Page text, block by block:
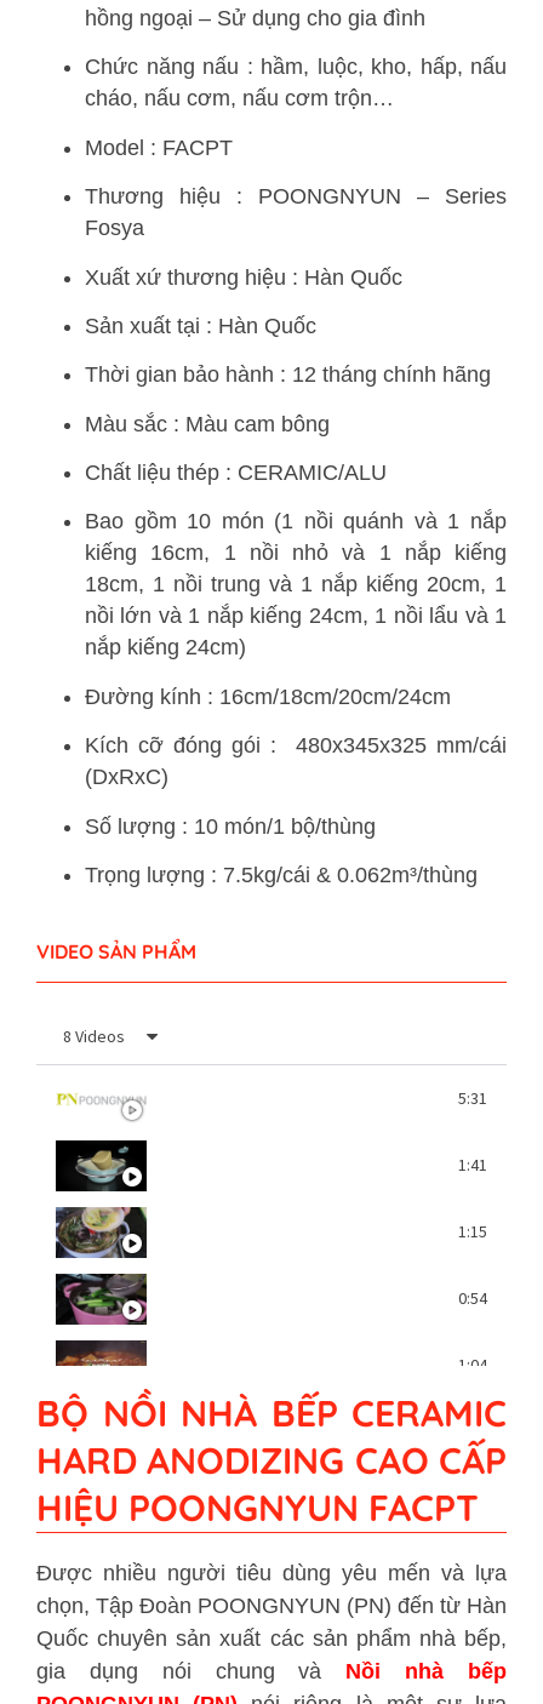
hồng ngoại – Sử dụng cho gia đình
Chức năng nấu : hầm, luộc, kho, hấp, nấu
cháo, nấu cơm, nấu cơm trộn…
Model : FACPT
Thương hiệu : POONGNYUN – Series
Fosya
Xuất xứ thương hiệu : Hàn Quốc
Sản xuất tại : Hàn Quốc
Thời gian bảo hành : 12 tháng chính hãng
Màu sắc : Màu cam bông
Chất liệu thép : CERAMIC/ALU
Bao gồm 10 món (1 nồi quánh và 1 nắp
kiếng 16cm, 1 nồi nhỏ và 1 nắp kiếng
18cm, 1 nồi trung và 1 nắp kiếng 20cm, 1
nồi lớn và 1 nắp kiếng 24cm, 1 nồi lẩu và 1
nắp kiếng 24cm)
Đường kính : 16cm/18cm/20cm/24cm
Kích cỡ đóng gói : 480x345x325 mm/cái
(DxRxC)
Số lượng : 10 món/1 bộ/thùng
Trọng lượng : 7.5kg/cái & 0.062m³/thùng
VIDEO SẢN PHẨM
8 Videos
Lịch sử thương hiệu POONGNYUN (PN)
5:31
Nồi Ceramic chống dính hiệu 1:41
RECIPE Nấu lẩu Nabe bằng nồi Ceramic
1:15
RECIPE Nấu soup nghêu bằng nồi0:54
RECIPE Nấu đậu phụ Mapo bằng nồi
1:04
RECIPE Nấu gà hấp xì dầu bằng nồi nhà
2:43
RECIPE Nấu súp bí ngô bằng nồi nhà bếp
1:52
RECIPE Rau Siraegi với tương đậu nành
0:56
BỘ NỒI NHÀ BẾP CERAMIC
HARD ANODIZING CAO CẤP
HIỆU POONGNYUN FACPT
Được nhiều người tiêu dùng yêu mến và lựa
chọn, Tập Đoàn POONGNYUN (PN) đến từ Hàn
Quốc chuyên sản xuất các sản phẩm nhà bếp,
gia dụng nói chung và Nồi nhà bếp